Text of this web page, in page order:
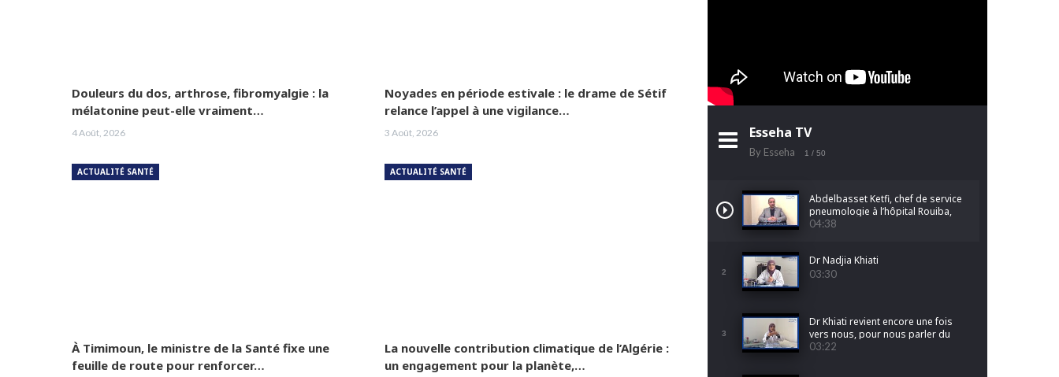
Douleurs du dos, arthrose, fibromyalgie : la
mélatonine peut-elle vraiment…
4 Août, 2026
Noyades en période estivale : le drame de Sétif
relance l’appel à une vigilance…
3 Août, 2026
ACTUALITÉ SANTÉ
À Timimoun, le ministre de la Santé fixe une
feuille de route pour renforcer…
ACTUALITÉ SANTÉ
La nouvelle contribution climatique de l’Algérie :
un engagement pour la planète,…
Esseha TV
By Esseha 1 / 50
Abdelbasset Ketfi, chef de service
pneumologie à l’hôpital Rouiba,
nous parle du cancer du poumon
04:38
2
Dr Nadjia Khiati
03:30
3
Dr Khiati revient encore une fois
vers nous, pour nous parler du
cancer de l'endomètre.
03:22